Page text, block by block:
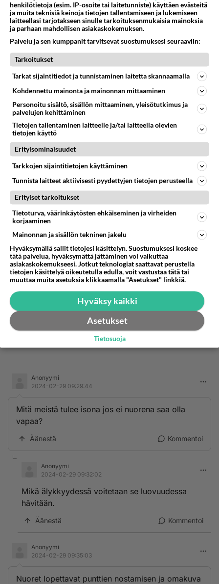
elämää? Lähtisikö nämä pois Suomesta?
Äänestä
Anonyymi
2024-02-29 09:25:59
Väritys muuttuisi enemmän vaaleaan sävyyn
kauppakeskuksissa.
Äänestä Kommentoi
Anonyymi
2024-02-29 09:25:06
Purran ja Niemelän koulusta ei valmistu kukaan.
Kommentoi
Anonyymi
2024-02-29 09:29:44
Mitä meistä tulee isona jos ei nuorena saa olla
vapaa?
Äänestä Kommentoi
Anonyymi
2024-02-29 09:32:02
Mikä älykkyydessä voitetaan se luovuudessa
hävitään.
Äänestä Kommentoi
Anonyymi
2024-02-29 09:35:03
Nuoret lopettavat punttien nostamisen ja omakuva
henkilötietoja (esim. IP-osoite tai laitetunniste) käyttäen evästeitä
ja muita teknisiä keinoja tietojen tallentamiseen ja lukemiseen
laitteellasi tarjotakseen sinulle tarkoituksenmukaisia mainoksia
ja parhaan mahdollisen asiakaskokemuksen.
Palvelu ja sen kumppanit tarvitsevat suostumuksesi seuraaviin:
Tarkoitukset
Tarkat sijaintitiedot ja tunnistaminen laitetta skannaamalla
Kohdennettu mainonta ja mainonnan mittaaminen
Personoitu sisältö, sisällön mittaaminen, yleisötutkimus ja
palvelujen kehittäminen
Tietojen tallentaminen laitteelle ja/tai laitteella olevien
tietojen käyttö
Erityisominaisuudet
Tarkkojen sijaintitietojen käyttäminen
Tunnista laitteet aktiivisesti pyydettyjen tietojen perusteella
Erityiset tarkoitukset
Tietoturva, väärinkäytösten ehkäiseminen ja virheiden
korjaaminen
Mainonnan ja sisällön tekninen jakelu
Hyväksymällä sallit tietojesi käsittelyn. Suostumuksesi koskee
tätä palvelua, hyväksymättä jättäminen voi vaikuttaa
asiakaskokemukseesi. Jotkut teknologiat saattavat perustella
tietojen käsittelyä oikeutetulla edulla, voit vastustaa tätä tai
muuttaa muita asetuksia klikkaamalla "Asetukset" linkkiä.
Hyväksy kaikki
Asetukset
Tietosuoja